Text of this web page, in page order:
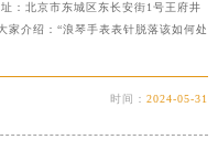
：北京市东城区东长安街1号王府井
家介绍：“浪琴手表表针脱落该如何处
时间：2024-05-31